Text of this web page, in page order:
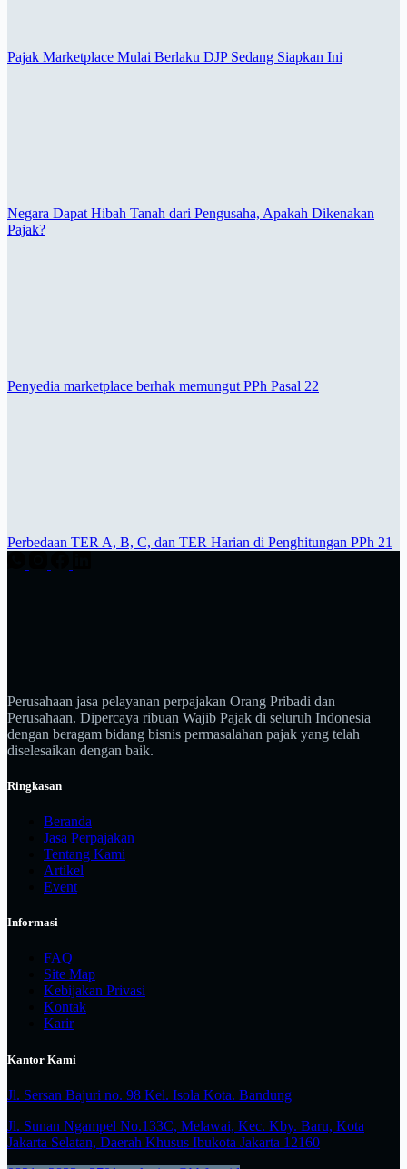
Pajak Marketplace Mulai Berlaku DJP Sedang Siapkan Ini
Negara Dapat Hibah Tanah dari Pengusaha, Apakah Dikenakan
Pajak?
Penyedia marketplace berhak memungut PPh Pasal 22
Perbedaan TER A, B, C, dan TER Harian di Penghitungan PPh 21
Perusahaan jasa pelayanan perpajakan Orang Pribadi dan
Perusahaan. Dipercaya ribuan Wajib Pajak di seluruh Indonesia
dengan beragam bidang bisnis permasalahan pajak yang telah
diselesaikan dengan baik.
Ringkasan
Beranda
Jasa Perpajakan
Tentang Kami
Artikel
Event
Informasi
FAQ
Site Map
Kebijakan Privasi
Kontak
Karir
Kantor Kami
Jl. Sersan Bajuri no. 98 Kel. Isola Kota. Bandung
Jl. Sunan Ngampel No.133C, Melawai, Kec. Kby. Baru, Kota
Jakarta Selatan, Daerah Khusus Ibukota Jakarta 12160